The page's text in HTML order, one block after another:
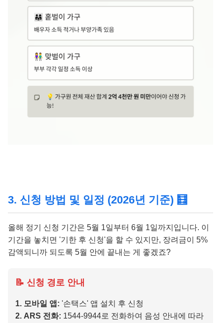
3. 신청 방법 및 일정 (2026년 기준) 🧮
올해 정기 신청 기간은 5월 1일부터 6월 1일까지입니다. 이
기간을 놓치면 '기한 후 신청'을 할 수 있지만, 장려금이 5%
감액되니까 되도록 5월 안에 끝내는 게 좋겠죠?
📝 신청 경로 안내
1. 모바일 앱: '손택스' 앱 설치 후 신청
2. ARS 전화: 1544-9944로 전화하여 음성 안내에 따라